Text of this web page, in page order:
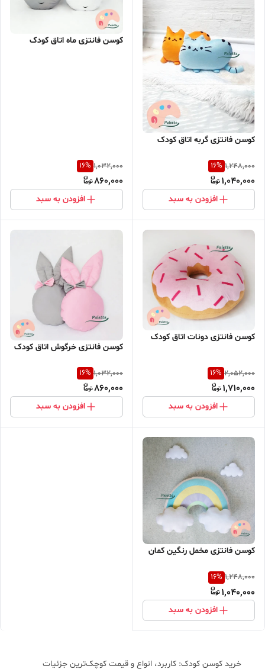
کوسن فانتزی گربه اتاق کودک
1,248,000
16%
1,040,000
افزودن به سبد
کوسن فانتزی ماه اتاق کودک
1,032,000
16%
860,000
افزودن به سبد
کوسن فانتزی دونات اتاق کودک
2,052,000
16%
1,710,000
افزودن به سبد
کوسن فانتزی خرگوش اتاق کودک
1,032,000
16%
860,000
افزودن به سبد
کوسن فانتزی مخمل رنگین کمان
1,248,000
16%
1,040,000
افزودن به سبد
خرید کوسن کودک: کاربرد، انواع و قیمت کوچک‌ترین جزئیات